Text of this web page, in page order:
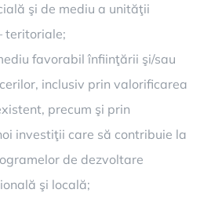
şi de mediu a unităţii
teritoriale;
favorabil înfiinţării şi/sau
inclusiv prin valorificarea
precum şi prin
investiţii care să contribuie la
de dezvoltare
şi locală;